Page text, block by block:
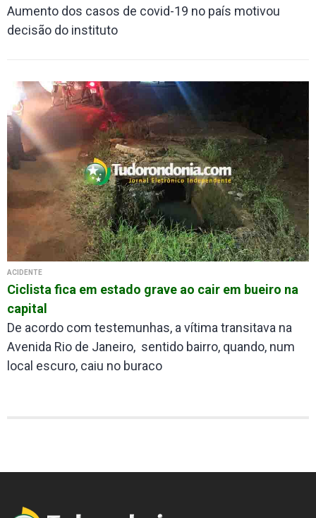
Aumento dos casos de covid-19 no país motivou
decisão do instituto
ACIDENTE
Ciclista fica em estado grave ao cair em bueiro na
capital
De acordo com testemunhas, a vítima transitava na
Avenida Rio de Janeiro, sentido bairro, quando, num
local escuro, caiu no buraco